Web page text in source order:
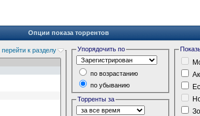
Опции показа торрентов
перейти к разделу Упорядочить по
по возрастанию
по убыванию
Торренты за